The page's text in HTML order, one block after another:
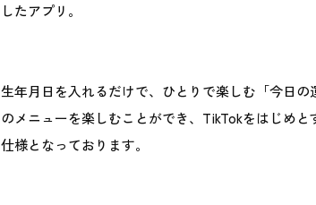
したアプリ。
生年月日を入れるだけで、ひとりで楽しむ「今日
のメニューを楽しむことができ、TikTokをはじめ
仕様となっております。